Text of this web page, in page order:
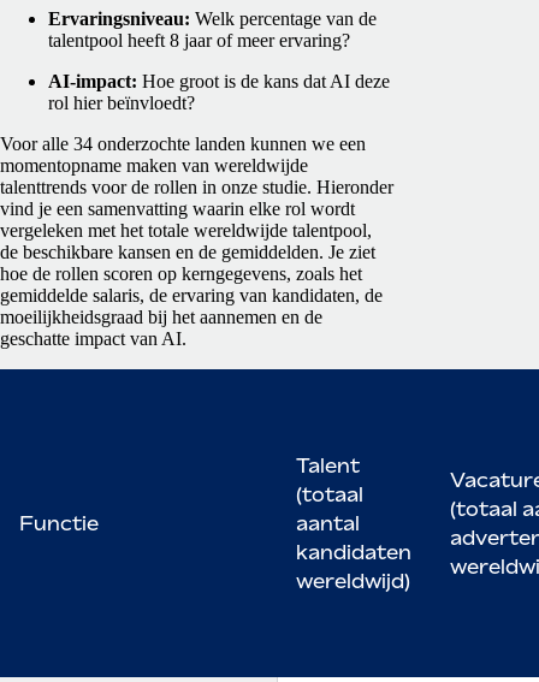
Ervaringsniveau: Welk percentage van de
talentpool heeft 8 jaar of meer ervaring?
AI-impact: Hoe groot is de kans dat AI deze
rol hier beïnvloedt?
Voor alle 34 onderzochte landen kunnen we een
momentopname maken van wereldwijde
talenttrends voor de rollen in onze studie. Hieronder
vind je een samenvatting waarin elke rol wordt
vergeleken met het totale wereldwijde talentpool,
de beschikbare kansen en de gemiddelden. Je ziet
hoe de rollen scoren op kerngegevens, zoals het
gemiddelde salaris, de ervaring van kandidaten, de
moeilijkheidsgraad bij het aannemen en de
geschatte impact van AI.
Functie
Talent
(totaal
aantal
kandidaten
wereldwijd)
(totaal